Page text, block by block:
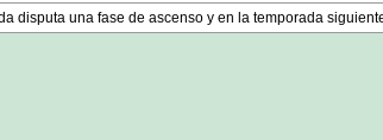
disputa una fase de ascenso y en la temporada